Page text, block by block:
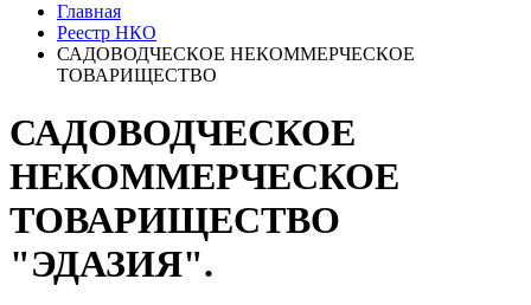
Главная
Реестр НКО
САДОВОДЧЕСКОЕ НЕКОММЕРЧЕСКОЕ
ТОВАРИЩЕСТВО
САДОВОДЧЕСКОЕ
НЕКОММЕРЧЕСКОЕ
ТОВАРИЩЕСТВО
"ЭДАЗИЯ".